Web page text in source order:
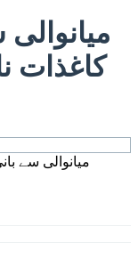
کاغذات
میانوالی سے